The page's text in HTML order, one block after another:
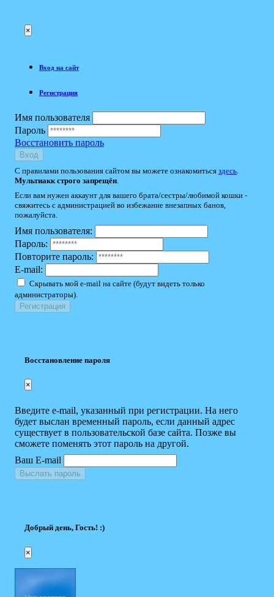
×
Вход на сайт
Регистрация
Имя пользователя
Пароль
Восстановить пароль
Вход
С правилами пользования сайтом вы можете ознакомиться здесь
Мультиакк строго запрещён
Если вам нужен аккаунт для вашего брата/сестры/любимой кошки -
свяжитесь с администрацией во избежание внезапных банов,
пожалуйста.
Имя пользователя:
Пароль:
Повторите пароль:
E-mail:
Скрывать мой e-mail на сайте (будут видеть только
администраторы).
Восстановление пароля
×
Введите e-mail, указанный при регистрации. На него
будет выслан временный пароль, если данный адрес
существует в пользовательской базе сайта. Позже вы
сможете поменять этот пароль на другой.
Ваш E-mail
Выслать пароль
Добрый день, Гость! :)
×